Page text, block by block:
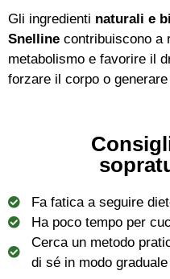
Gli ingredienti naturali e
Snelline contribuiscono a
metabolismo e favorire il
forzare il corpo o
Fa fatica a seguire
Ha poco tempo per
Cerca un metodo
di sé in modo